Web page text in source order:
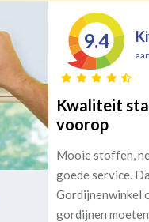
9.4
Kwaliteit
voorop
Mooie stoffen,
goede service.
Gordijnenwinkel
gordijnen